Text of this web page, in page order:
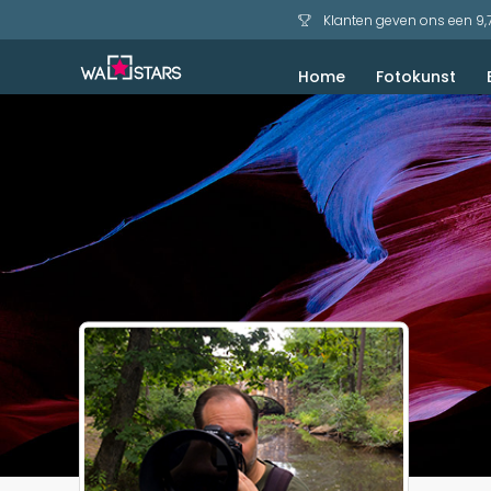
Klanten geven ons een
Home Fotokunst